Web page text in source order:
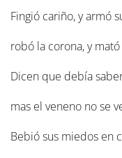
Fingió cariño, y armó
robó la corona, y
Dicen que debía
mas el veneno no se
Bebió sus miedos en